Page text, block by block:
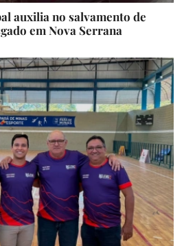
auxilia no salvamento de
em Nova Serrana